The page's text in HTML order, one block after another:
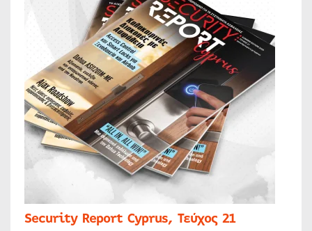
Security Report Cyprus, Τεύχος 21